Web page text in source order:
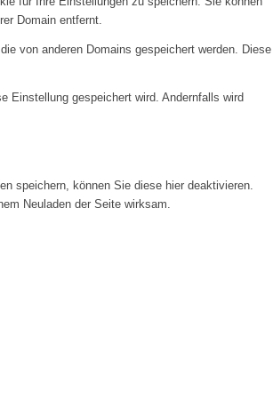
Domain entfernt.
von anderen Domains gespeichert werden. Diese
Einstellung gespeichert wird. Andernfalls wird
speichern, können Sie diese hier deaktivieren.
Neuladen der Seite wirksam.